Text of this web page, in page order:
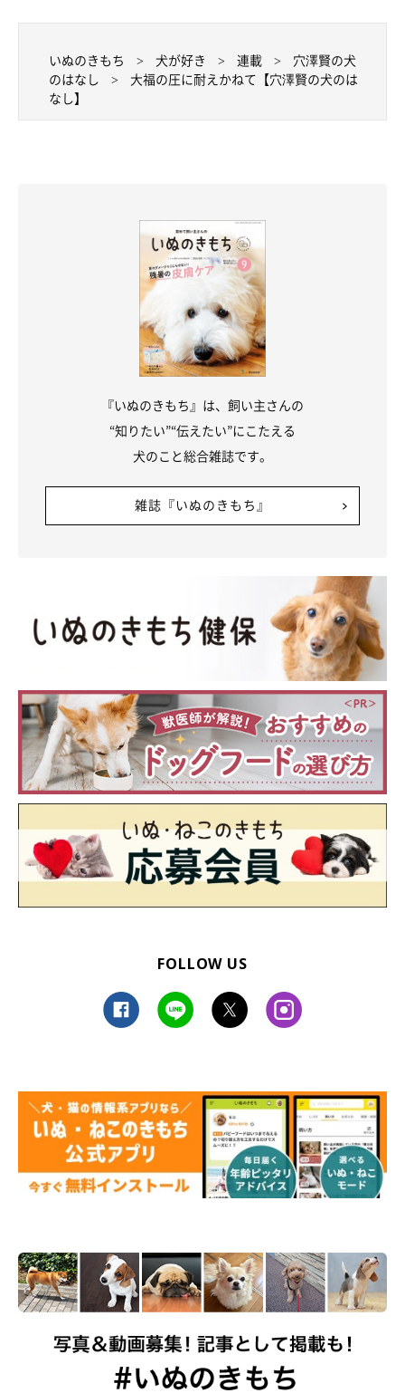
するようになる。著書に『ひとりと一匹』(小学館文庫)、自ら選
曲したコンピレーションアルバムとエッセイをまとめたCDブッ
ク『Another Side Of Music』(ワーナーミュージック・ジャパ
ン)、愛犬の死から一年後の心境を語った『またね、富士丸。』
大吉(2011年8月17日生まれ・オス)
茨城県で放し飼いの白い犬(父)とある家庭の茶色い犬(母)の間に
生まれる。飼い主募集サイトを経て穴澤家へ。敬語を話す小学生
のように妙に大人びた性格。雷と花火と暴走族が苦手。せっかく
海の近くに引っ越したのに、海も砂浜もそんなに好きではないも
福助(2014年１月11日生まれ・オス)
どでただの破壊王へ。ついでにデブになる。運動神経はかなりい
いので、家では「動けるデブ」と呼ばれている。
「犬の笑顔が見たいから」（世界文化社）楽天ブックス
いぬのきもち 犬が好き 連載
穴澤賢の犬
のはなし
大福の圧に耐えかねて【穴澤賢の犬のは
なし】
『いぬのきもち』は、飼い主さんの
“知りたい”“伝えたい”にこたえる
犬のこと総合雑誌です。
雑誌『いぬのきもち』
FOLLOW US